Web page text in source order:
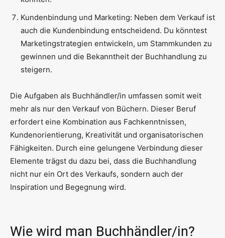
Kundenbindung und Marketing: Neben dem Verkauf ist
auch die Kundenbindung entscheidend. Du könntest
Marketingstrategien entwickeln, um Stammkunden zu
gewinnen und die Bekanntheit der Buchhandlung zu
steigern.
Die Aufgaben als Buchhändler/in umfassen somit weit
mehr als nur den Verkauf von Büchern. Dieser Beruf
erfordert eine Kombination aus Fachkenntnissen,
Kundenorientierung, Kreativität und organisatorischen
Fähigkeiten. Durch eine gelungene Verbindung dieser
Elemente trägst du dazu bei, dass die Buchhandlung
nicht nur ein Ort des Verkaufs, sondern auch der
Inspiration und Begegnung wird.
Wie wird man Buchhändler/in?